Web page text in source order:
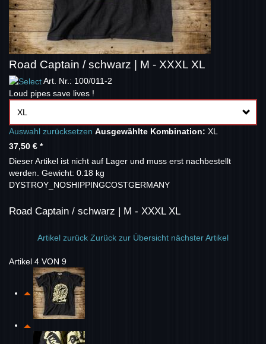
Road Captain / schwarz | M - XXXL XL
Art. Nr.: 100/011-2
Loud pipes save lives !
XL
Auswahl zurücksetzen Ausgewählte Kombination: XL
37,50 € *
Dieser Artikel ist nicht auf Lager und muss erst nachbestellt
werden. Gewicht: 0.18 kg
DYSTROY_NOSHIPPINGCOSTGERMANY
Road Captain / schwarz | M - XXXL XL
Artikel zurück Zurück zur Übersicht nächster Artikel
Artikel 4 VON 9